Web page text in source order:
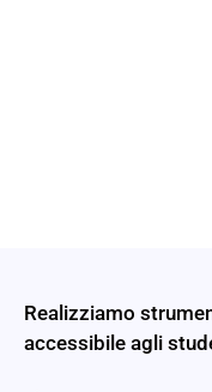
Realizziamo
accessibile agli